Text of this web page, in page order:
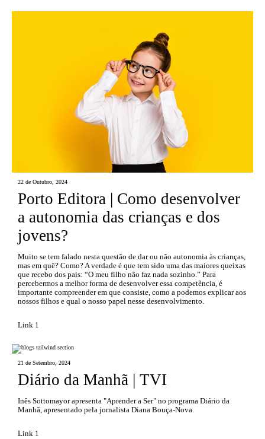
22 de Outubro, 2024
Porto Editora | Como desenvolver
a autonomia das crianças e dos
jovens?
Muito se tem falado nesta questão de dar ou não autonomia às crianças,
mas em quê? Como? A verdade é que tem sido uma das maiores queixas
que recebo dos pais: “O meu filho não faz nada sozinho.” Para
percebermos a melhor forma de desenvolver essa competência, é
importante compreender em que consiste, como a podemos explicar aos
nossos filhos e qual o nosso papel nesse desenvolvimento.
Link 1
21 de Setembro, 2024
Diário da Manhã | TVI
Inês Sottomayor apresenta "Aprender a Ser" no programa Diário da
Manhã, apresentado pela jornalista Diana Bouça-Nova.
Link 1